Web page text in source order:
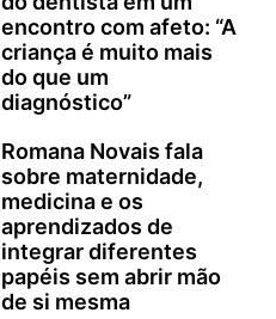
encontro com afeto: “A
criança é muito mais
do que um
diagnóstico”
Romana Novais fala
sobre maternidade,
medicina e os
aprendizados de
integrar diferentes
papéis sem abrir mão
de si mesma